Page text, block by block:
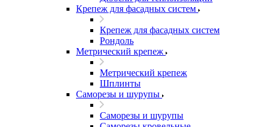
Крепеж для фасадных систем
Крепеж для фасадных систем
Рондоль
Метрический крепеж
Метрический крепеж
Шплинты
Саморезы и шурупы
Саморезы и шурупы